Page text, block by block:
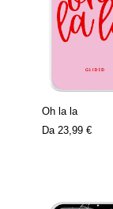
Oh la la
Da 23,99 €